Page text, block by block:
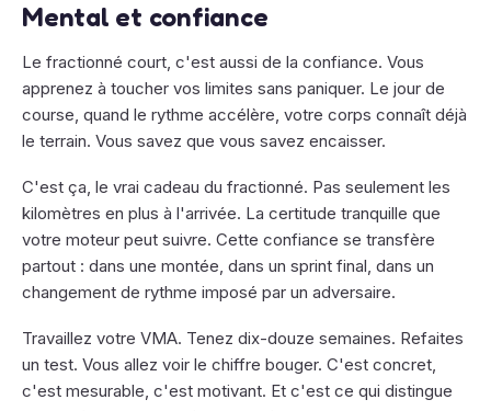
Mental et confiance
Le fractionné court, c'est aussi de la confiance. Vous
apprenez à toucher vos limites sans paniquer. Le jour de
course, quand le rythme accélère, votre corps connaît déjà
le terrain. Vous savez que vous savez encaisser.
C'est ça, le vrai cadeau du fractionné. Pas seulement les
kilomètres en plus à l'arrivée. La certitude tranquille que
votre moteur peut suivre. Cette confiance se transfère
partout : dans une montée, dans un sprint final, dans un
changement de rythme imposé par un adversaire.
Travaillez votre VMA. Tenez dix-douze semaines. Refaites
un test. Vous allez voir le chiffre bouger. C'est concret,
c'est mesurable, c'est motivant. Et c'est ce qui distingue